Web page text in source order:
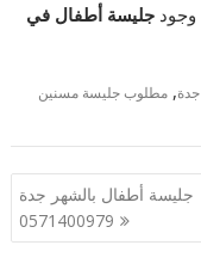
وجودجليسة أطفال في
,مطلوب جليسة مسنين
جليسة أطفال بالشهر جدة
0571400979